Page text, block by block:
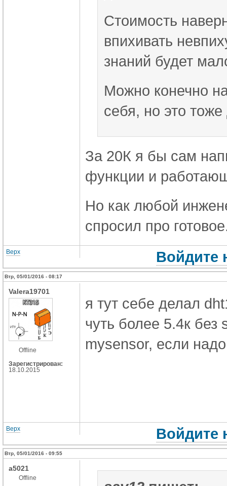
Стоимость
впихивать
знаний будет
Можно конечно
себя, но это
За 20К я бы сам
функции и
Но как любой
спросил про
Верх Войдите
Втр, 05/01/2016 - 08:17
Valera19701
Offline
Зарегистрирован:
18.10.2015
я тут себе делал
чуть более 5.4к
mysensor, если
Верх Войдите
Втр, 05/01/2016 - 09:55
a5021
Offline